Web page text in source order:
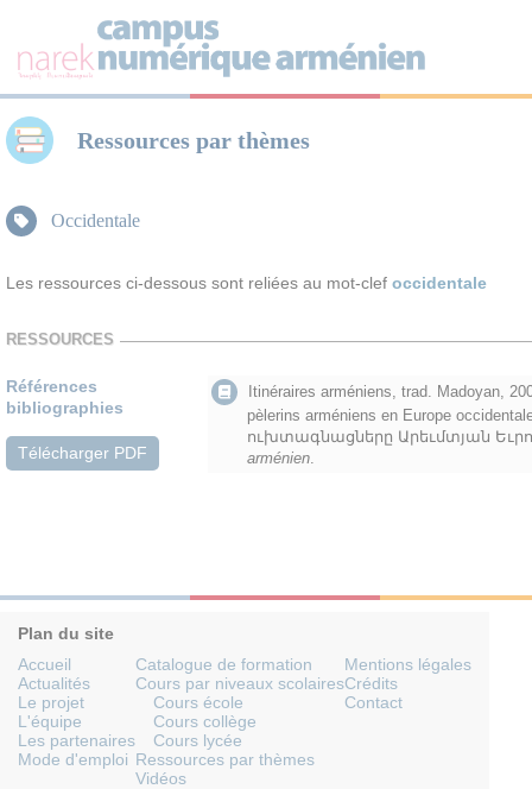
Ressources par thèmes
Occidentale
Les ressources ci-dessous sont reliées au mot-clef occidentale
RESSOURCES
Références
bibliographies
Télécharger PDF
Itinéraires arméniens, trad. Madoyan,
pèlerins arméniens en Europe
ուխտագնացները Արեւմտյան
arménien.
Plan du site
Accueil
Actualités
Le projet
L'équipe
Les partenaires
Mode d'emploi
Catalogue de formation
Cours par niveaux scolaires
Cours école
Cours collège
Cours lycée
Ressources par thèmes
Vidéos
Mentions légales
Crédits
Contact